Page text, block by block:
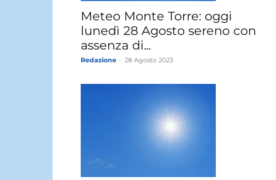
Meteo Monte Torre: oggi
lunedì 28 Agosto sereno con
assenza di...
Redazione 28 Agosto 2023